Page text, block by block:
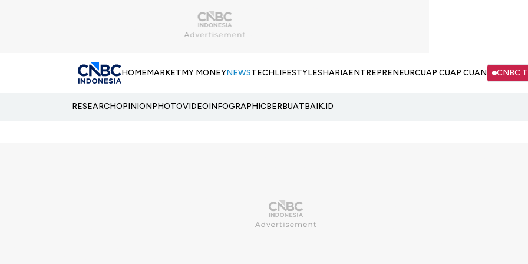
HOMEMARKETMY MONEYNEWSTECHLIFESTYLESHARIAENTREPRENEURCUAP CUAP CUAN CNBC
RESEARCHOPINIONPHOTOVIDEOINFOGRAPHICBERBUATBAIK.ID